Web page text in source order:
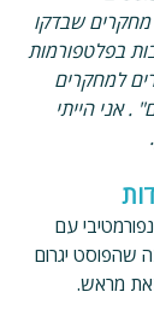
מחקרים שבדקו
בפלטפורמות
למחקרים
. אני הייתי
עם
שהפוסט יגרום
מראש.